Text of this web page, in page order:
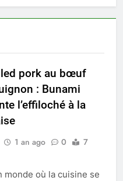
pork au bœuf
: Bunami
l’effiloché à la
1 an ago 0
7
monde où la cuisine se